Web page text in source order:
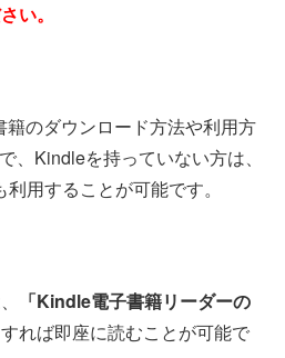
い。
のダウンロード方法や利用方
、Kindleを持っていない方は、
用することが可能です。
「Kindle電子書籍リーダーの
れば即座に読むことが可能で